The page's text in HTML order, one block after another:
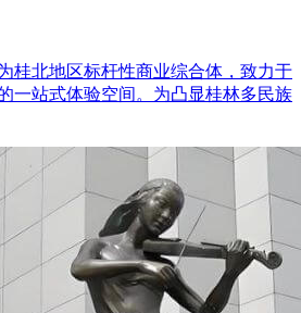
桂北地区标杆性商业综合体，致力于
一站式体验空间。为凸显桂林多民族